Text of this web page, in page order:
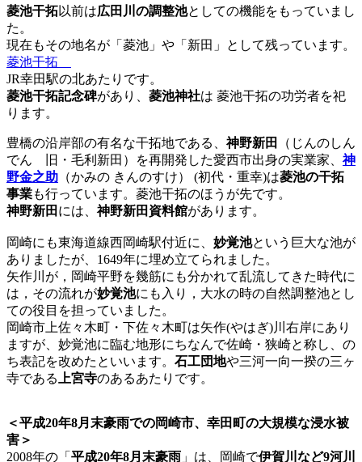
菱池干拓以前は広田川の調整池としての機能をもっていまし
た。
現在もその地名が「菱池」や「新田」として残っています。
菱池干拓
JR幸田駅の北あたりです。
菱池干拓記念碑があり、 菱池神社は 菱池干拓の功労者を祀
ります。
豊橋の沿岸部の有名な干拓地である、神野新田
（じんのしん
でん 旧・毛利新田）を再開発した愛西市出身の実業家、神
野金之助 （かみの きんのすけ） (初代・重幸)は菱池の干拓
事業も行っています。菱池干拓のほうが先です。
神野新田 には、神野新田資料館があります。
岡崎にも東海道線西岡崎駅付近に、 妙覚池という巨大な池が
ありましたが、1649年に埋め立てられました。
矢作川が，岡崎平野を幾筋にも分かれて乱流してきた時代に
は，その流れが妙覚池にも入り，大水の時の自然調整池とし
ての役目を担っていました。
岡崎市上佐々木町・下佐々木町は矢作(やはぎ)川右岸にあり
ますが、妙覚池に臨む地形にちなんで佐崎・狭崎と称し、の
ち表記を改めたといいます。 石工団地や三河一向一揆の三ヶ
寺である
上宮寺のあるあたりです。
＜平成20年8月末豪雨での岡崎市、幸田町の大規模な浸水被
害＞
2008年の「 平成20年8月末豪雨 」は、岡崎で伊賀川など9河川